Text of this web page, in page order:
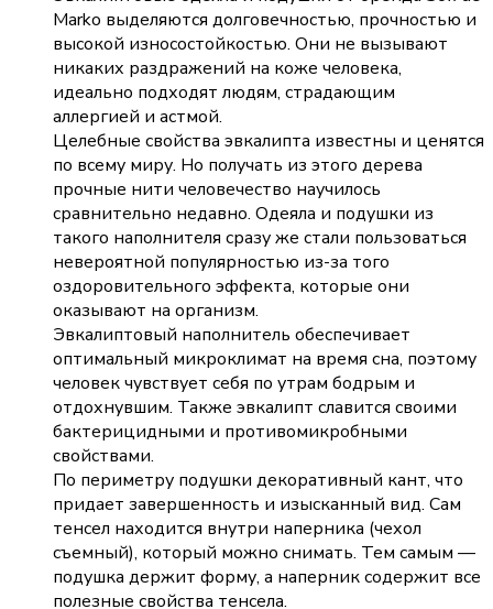
Marko выделяются долговечностью, прочностью и
высокой износостойкостью. Они не вызывают
никаких раздражений на коже человека,
идеально подходят людям, страдающим
аллергией и астмой.
Целебные свойства эвкалипта известны и ценятся
по всему миру. Но получать из этого дерева
прочные нити человечество научилось
сравнительно недавно. Одеяла и подушки из
такого наполнителя сразу же стали пользоваться
невероятной популярностью из-за того
оздоровительного эффекта, которые они
оказывают на организм.
Эвкалиптовый наполнитель обеспечивает
оптимальный микроклимат на время сна, поэтому
человек чувствует себя по утрам бодрым и
отдохнувшим. Также эвкалипт славится своими
бактерицидными и противомикробными
свойствами.
По периметру подушки декоративный кант, что
придает завершенность и изысканный вид. Сам
тенсел находится внутри наперника (чехол
съемный), который можно снимать. Тем самым —
подушка держит форму, а наперник содержит все
полезные свойства тенсела.